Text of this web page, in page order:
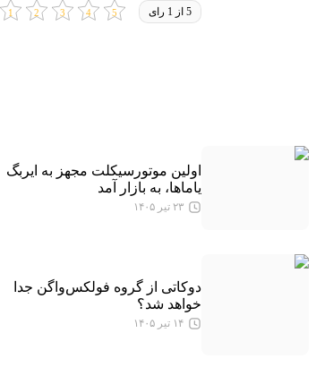
5 از 1 رای
اولین موتورسیکلت مجهز به ایربگ
یاماها، به بازار آمد
۲۳ تیر ۱۴۰۵
دوکاتی از گروه فولکس‌واگن جدا
خواهد شد؟
۱۴ تیر ۱۴۰۵